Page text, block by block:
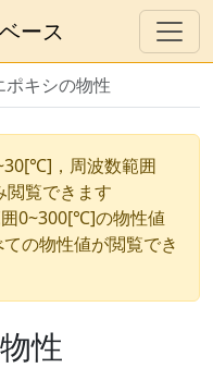
ース
ポキシの物性
，周波数範囲
閲覧できます
0~300[℃]の物性値
の物性値が閲覧でき
性